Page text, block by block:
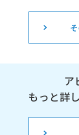
ア
もっと詳